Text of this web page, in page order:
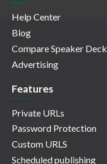
Help Center
Blog
Compare Speaker Deck
Advertising
Features
Private URLs
Password Protection
Custom URLS
Scheduled publishing